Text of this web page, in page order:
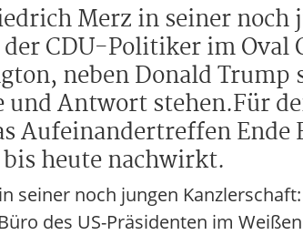
Merz in seiner noch
CDU-Politiker im Oval
neben Donald Trump
und Antwort stehen.Für
Aufeinandertreffen Ende
heute nachwirkt.
seiner noch jungen
des US-Präsidenten im